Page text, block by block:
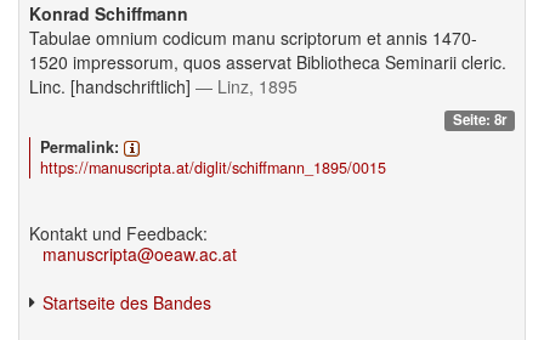
Konrad Schiffmann
Tabulae omnium codicum manu scriptorum et annis 1470-
1520 impressorum, quos asservat Bibliotheca Seminarii cleric.
Linc. [handschriftlich] — Linz, 1895
Seite: 8r
Permalink:
https://manuscripta.at/diglit/schiffmann_1895/0015
Kontakt und Feedback:
manuscripta@oeaw.ac.at
Startseite des Bandes